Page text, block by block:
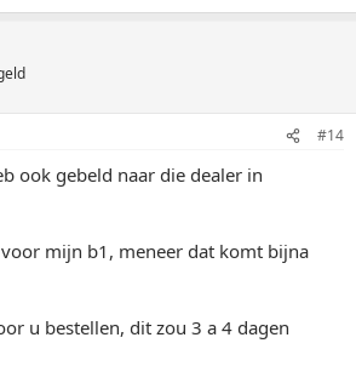
#14
ook gebeld naar die dealer in
mijn b1, meneer dat komt bijna
u bestellen, dit zou 3 a 4 dagen